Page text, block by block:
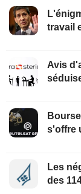
travail
Avis
s'offre
Les
des